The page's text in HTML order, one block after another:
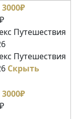
Путешествия
Путешествия
Скрыть